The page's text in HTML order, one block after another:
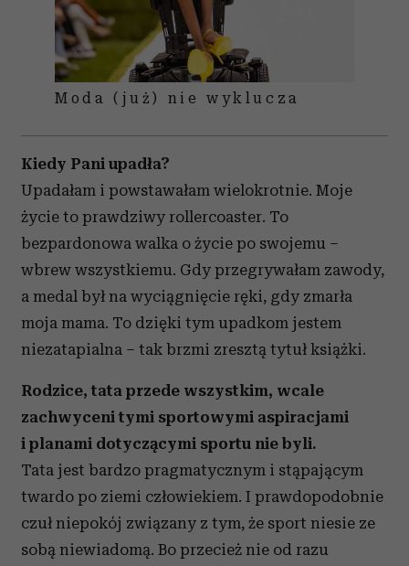
Moda (już) nie wyklucza
Kiedy Pani upadła?
Upadałam i powstawałam wielokrotnie. Moje
życie to prawdziwy rollercoaster. To
bezpardonowa walka o życie po swojemu –
wbrew wszystkiemu. Gdy przegrywałam zawody,
a medal był na wyciągnięcie ręki, gdy zmarła
moja mama. To dzięki tym upadkom jestem
niezatapialna – tak brzmi zresztą tytuł książki.
Rodzice, tata przede wszystkim, wcale
zachwyceni tymi sportowymi aspiracjami
i planami dotyczącymi sportu nie byli.
Tata jest bardzo pragmatycznym i stąpającym
twardo po ziemi człowiekiem. I prawdopodobnie
czuł niepokój związany z tym, że sport niesie ze
sobą niewiadomą. Bo przecież nie od razu